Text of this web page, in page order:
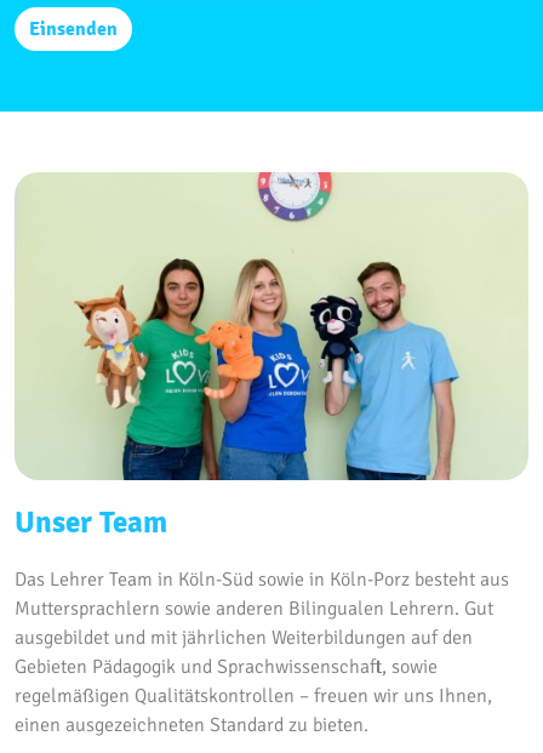
Unser Team
Das Lehrer Team in Köln-Süd sowie in Köln-Porz besteht aus
Muttersprachlern sowie anderen Bilingualen Lehrern. Gut
ausgebildet und mit jährlichen Weiterbildungen auf den
Gebieten Pädagogik und Sprachwissenschaft, sowie
regelmäßigen Qualitätskontrollen – freuen wir uns Ihnen,
einen ausgezeichneten Standard zu bieten.